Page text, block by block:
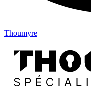
Thoumyre